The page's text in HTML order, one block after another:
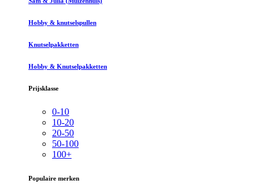
Hobby & knutselspullen
Knutselpakketten
Hobby & Knutselpakketten
Prijsklasse
0-10
10-20
20-50
50-100
100+
Populaire merken